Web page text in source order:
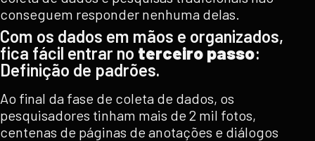
conseguem responder nenhuma delas.
Com os dados em mãos e organizados,
fica fácil entrar no terceiro passo:
Definição de padrões.
Ao final da fase de coleta de dados, os
pesquisadores tinham mais de 2 mil fotos,
centenas de páginas de anotações e diálogos